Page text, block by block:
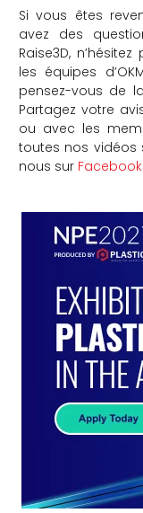
Si vous êtes
avez des
Raise3D,
les équipes
pensez-vous de
Partagez votre
ou avec les
toutes nos
nous sur Facebook